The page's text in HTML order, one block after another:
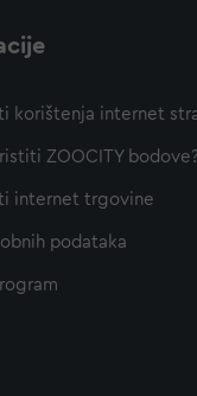
korištenja internet
ZOOCITY bodove?
internet trgovine
podataka